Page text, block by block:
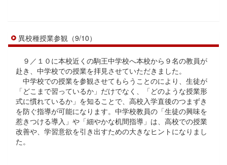
異校種授業参観（9/10）
９／１０に本校近くの駒王中学校へ本校から９名の教員が
赴き、中学校での授業を拝見させていただきました。
中学校での授業を参観させてもらうことのにより、生徒が
「どこまで習っているか」だけでなく、「どのような授業形
式に慣れているか」を知ることで、高校入学直後のつまずき
を防ぐ指導が可能になります。中学校教員の「生徒の興味を
惹きつける導入」や「細やかな机間指導」は、高校での授業
改善や、学習意欲を引き出すための大きなヒントになりまし
た。